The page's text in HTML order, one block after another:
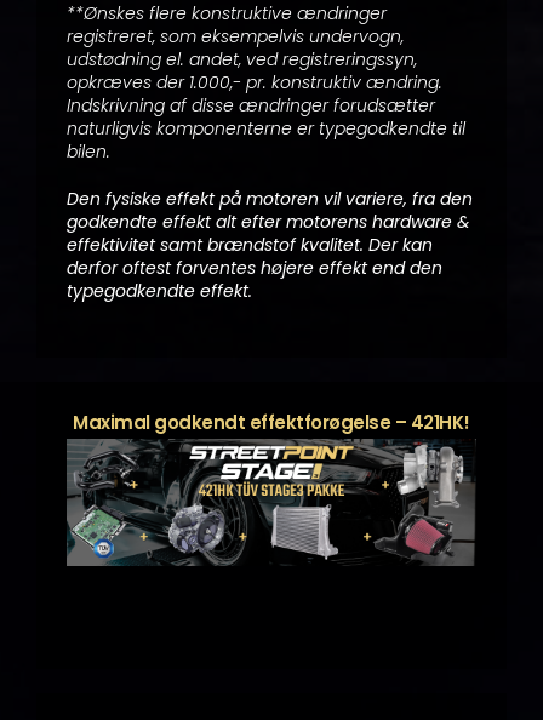
**Ønskes flere konstruktive ændringer
registreret, som eksempelvis undervogn,
udstødning el. andet, ved registreringssyn,
opkræves der 1.000,- pr. konstruktiv ændring.
Indskrivning af disse ændringer forudsætter
naturligvis komponenterne er typegodkendte til
bilen.
Den fysiske effekt på motoren vil variere, fra den
godkendte effekt alt efter motorens hardware &
effektivitet samt brændstof kvalitet. Der kan
derfor oftest forventes højere effekt end den
typegodkendte effekt.
Maximal godkendt effektforøgelse – 421HK!